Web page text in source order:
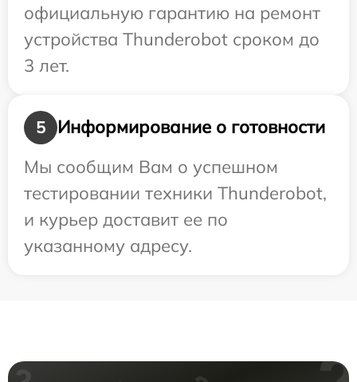
официальную гарантию на ремонт
устройства Thunderobot сроком до
3 лет.
5
Информирование о готовности
Мы сообщим Вам о успешном
тестировании техники Thunderobot,
и курьер доставит ее по
указанному адресу.